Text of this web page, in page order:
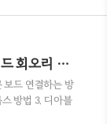
디아블로4 늑드루 빌드 회오리 위상 빌드 소개
보드 연결하는 방
방법 3. 디아블
기도 방법 4. 디